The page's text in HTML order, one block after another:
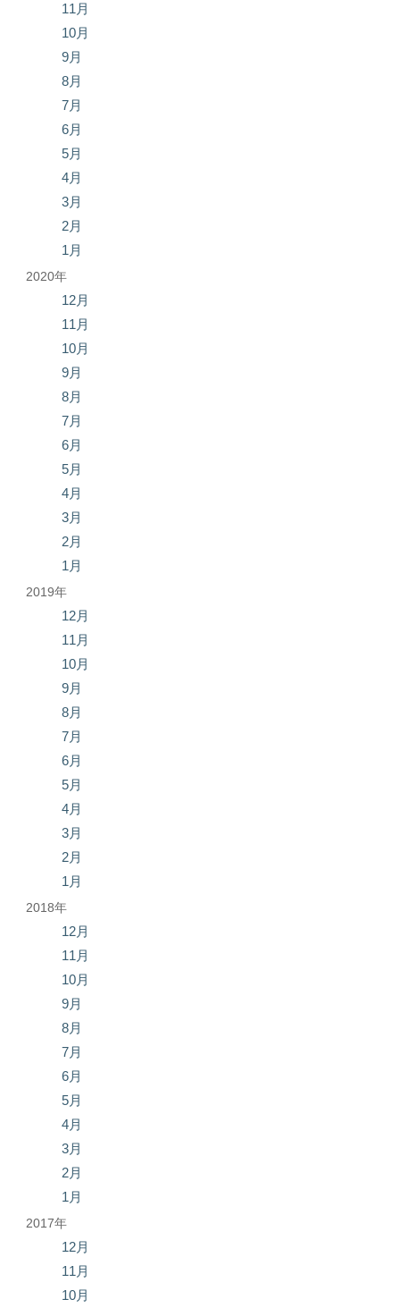
11月
10月
9月
8月
7月
6月
5月
4月
3月
2月
1月
2020年
12月
11月
10月
9月
8月
7月
6月
5月
4月
3月
2月
1月
2019年
12月
11月
10月
9月
8月
7月
6月
5月
4月
3月
2月
1月
2018年
12月
11月
10月
9月
8月
7月
6月
5月
4月
3月
2月
1月
2017年
12月
11月
10月